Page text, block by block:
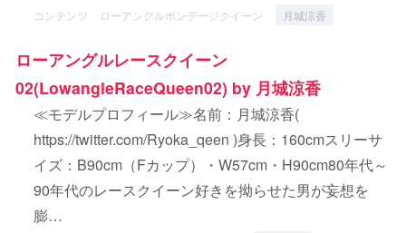
コンテンツ ローアングルボンデージクイーン 月城涼香
ローアングルレースクイーン
02(LowangleRaceQueen02) by 月城涼香
≪モデルプロフィール≫名前：月城涼香(
https://twitter.com/Ryoka_qeen )身長：160cmスリーサ
イズ：B90cm（Fカップ）・W57cm・H90cm80年代～
90年代のレースクイーン好きを拗らせた男が妄想を
膨…